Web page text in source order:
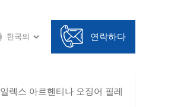
한국의 연락하다
일렉스 아르헨티나 오징어 필레